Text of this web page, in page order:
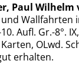
Paul Wilhelm
Wallfahrten
Aufl. Gr.-8°.
OLwd.
erhalten.